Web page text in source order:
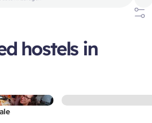
hostels in